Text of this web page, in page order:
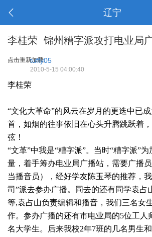
辽宁
李桂荣 锦州糟字派攻打电业局
点击重新加载
tuffy05
2010-5-15 04:00:40
李桂荣
“文化大革命”的风云在岁月的更迭中已
首，如烟的往事依旧在心头升腾跳跃着
弦！
“文革”中我是“糟字派”。当时“糟字派”
量，着手筹办电业局广播站，需要广播
当播音员），经好学友陈玉琴的推荐，
司”派去参办广播。同去的还有同学袁占
等,袁占山负责编辑和播音，我们三名女
作。参办广播的还有市电业局的5位工人
名大学生。后来我校2年7班的几名男生